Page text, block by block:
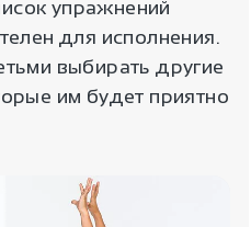
упражнений
для исполнения.
выбирать другие
им будет приятно